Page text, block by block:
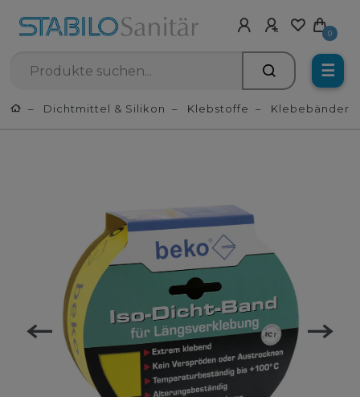
0
☰
Dichtmittel & Silikon Klebstoffe Klebebänder